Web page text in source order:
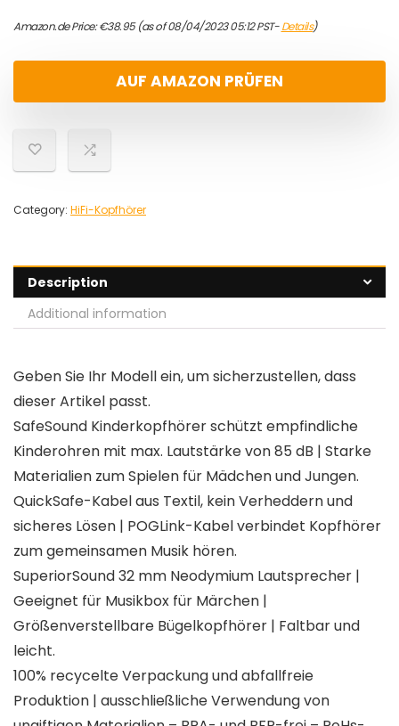
Amazon.de Price:€38.95(as of 08/04/2023 05:12 PST-Details)
AUF AMAZON PRÜFEN
Category: HiFi-Kopfhörer
Description
Additional information
Geben Sie Ihr Modell ein, um sicherzustellen, dass
dieser Artikel passt.
SafeSound Kinderkopfhörer schützt empfindliche
Kinderohren mit max. Lautstärke von 85 dB | Starke
Materialien zum Spielen für Mädchen und Jungen.
QuickSafe-Kabel aus Textil, kein Verheddern und
sicheres Lösen | POGLink-Kabel verbindet Kopfhörer
zum gemeinsamen Musik hören.
SuperiorSound 32 mm Neodymium Lautsprecher |
Geeignet für Musikbox für Märchen |
Größenverstellbare Bügelkopfhörer | Faltbar und
leicht.
100% recycelte Verpackung und abfallfreie
Produktion | ausschließliche Verwendung von